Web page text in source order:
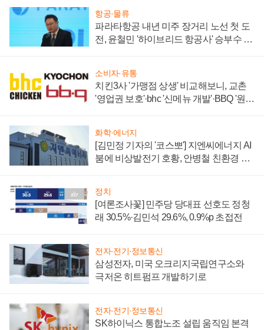
항공·물류
파라타항공 내년 미주 장거리 노선 첫 도
전, 윤철민 '하이브리드 항공사' 승부수 통
소비자·유통
치킨3사 '가맹점 상생' 비교해보니, 교촌
'영업권 보호'·bhc '신메뉴 개발'·BBQ '원가
화학·에너지
[김민정 기자의 '코스뽀'] 지엔씨에너지 AI
붐에 비상발전기 호황, 안병철 친환경 에
정치
[여론조사꽃] 민주당 당대표 선호도 정청
래 30.5%·김민석 29.6%, 0.9%p 초접전
전자·전기·정보통신
삼성전자, 미국 오크리지국립연구소와
극저온 히트펌프 개발하기로
전자·전기·정보통신
SK하이닉스 통합노조 설립 움직임 본격